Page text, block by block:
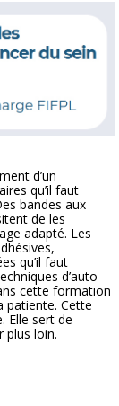
d’un
qu’il faut
bandes aux
de les
adapté. Les
qu’il faut
d’auto
cette formation
patiente. Cette
Elle sert de
plus loin.